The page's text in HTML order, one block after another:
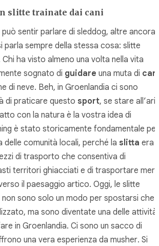
slitte trainate dai cani
sentir parlare di sleddog, altre ancora
parla sempre della stessa cosa: slitte
ha visto almeno una volta nella vita
sognato di guidare una muta di
di neve. Beh, in Groenlandia ci sono
di praticare questo sport, se stare
con la natura è la vostra idea di
è stato storicamente fondamentale per
delle comunità locali, perché la slitta era
di trasporto che consentiva di
territori ghiacciati e di trasportare
il paesaggio artico. Oggi, le slitte
sono solo un modo per spostarsi che
ma sono diventate una delle attività
in Groenlandia. Ci sono un sacco di
una vera esperienza da musher. Si